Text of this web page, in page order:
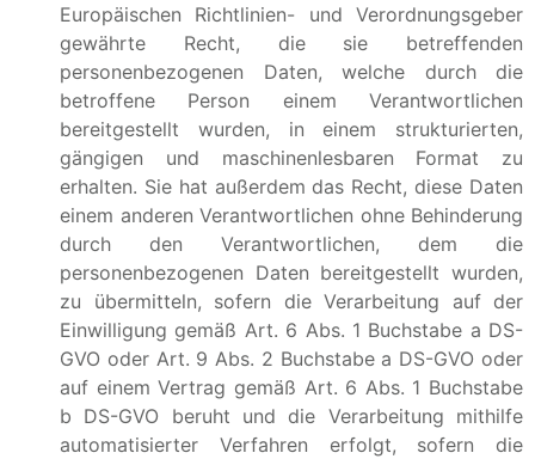
Europäischen Richtlinien- und Verordnungsgeber
gewährte Recht, die sie betreffenden
personenbezogenen Daten, welche durch die
betroffene Person einem Verantwortlichen
bereitgestellt wurden, in einem strukturierten,
gängigen und maschinenlesbaren Format zu
erhalten. Sie hat außerdem das Recht, diese Daten
einem anderen Verantwortlichen ohne Behinderung
durch den Verantwortlichen, dem die
personenbezogenen Daten bereitgestellt wurden,
zu übermitteln, sofern die Verarbeitung auf der
Einwilligung gemäß Art. 6 Abs. 1 Buchstabe a DS-
GVO oder Art. 9 Abs. 2 Buchstabe a DS-GVO oder
auf einem Vertrag gemäß Art. 6 Abs. 1 Buchstabe
b DS-GVO beruht und die Verarbeitung mithilfe
automatisierter Verfahren erfolgt, sofern die